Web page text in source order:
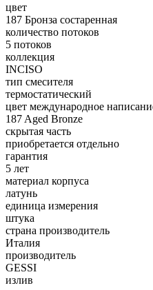
цвет
187 Бронза состаренная
количество потоков
5 потоков
коллекция
INCISO
тип смесителя
термостатический
цвет международное
187 Aged Bronze
скрытая часть
приобретается отдельно
гарантия
5 лет
материал корпуса
латунь
единица измерения
штука
страна производитель
Италия
производитель
GESSI
излив